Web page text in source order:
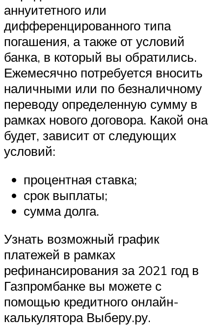
аннуитетного или
дифференцированного типа
погашения, а также от условий
банка, в который вы обратились.
Ежемесячно потребуется вносить
наличными или по безналичному
переводу определенную сумму в
рамках нового договора. Какой она
будет, зависит от следующих
условий:
процентная ставка;
срок выплаты;
сумма долга.
Узнать возможный график
платежей в рамках
рефинансирования за 2021 год в
Газпромбанке вы можете с
помощью кредитного онлайн-
калькулятора Выберу.ру.